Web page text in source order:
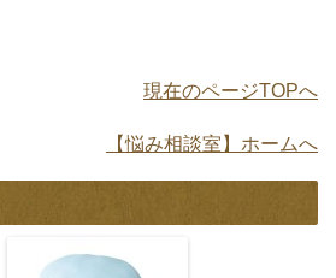
現在のページTOPへ
【悩み相談室】ホームへ